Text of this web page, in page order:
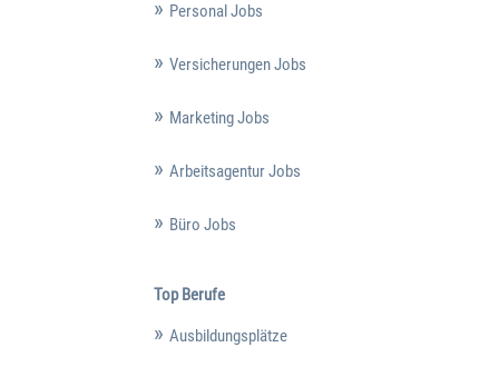
Personal Jobs
Versicherungen Jobs
Marketing Jobs
Arbeitsagentur Jobs
Büro Jobs
Top Berufe
Ausbildungsplätze